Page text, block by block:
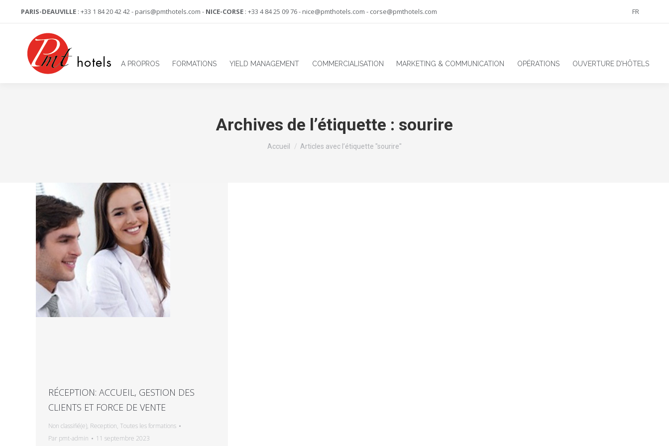
PARIS-DEAUVILLE : +33 1 84 20 42 42 - paris@pmthotels.com - NICE-CORSE : +33 4 84 25 09 76 - nice@pmthotels.com - corse@pmthotels.com FR
A PROPROS FORMATIONS YIELD MANAGEMENT COMMERCIALISATION MARKETING & COMMUNICATION OPÉRATIONS OUVERTURE D’HÔTELS
Archives de l’étiquette : sourire
Vous êtes ici :
Accueil Articles avec l’étiquette "sourire"
RÉCEPTION: ACCUEIL, GESTION DES
CLIENTS ET FORCE DE VENTE
Non classifié(e), Reception, Toutes les formations
Par pmt-admin 11 septembre 2023